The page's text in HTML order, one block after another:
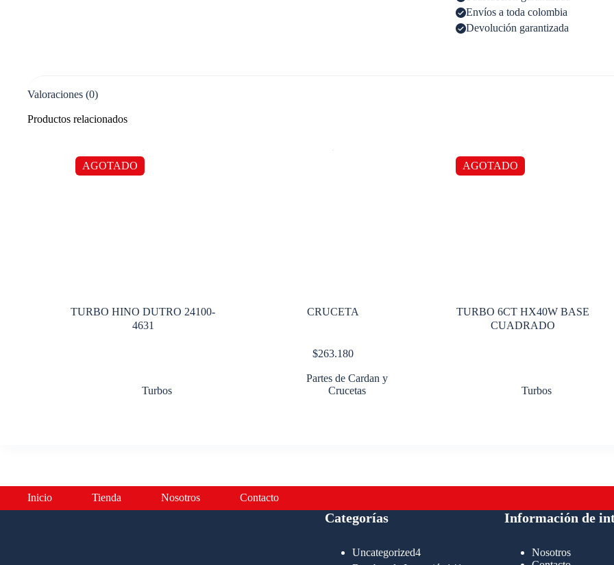
Envíos a toda colombia
Devolución garantizada
Valoraciones (0)
Productos relacionados
AGOTADO
TURBO HINO DUTRO 24100-
4631
Turbos
CRUCETA
$263.180
Partes de Cardan y
Crucetas
AGOTADO
TURBO 6CT HX40W BASE
CUADRADO
Turbos
Inicio Tienda Nosotros Contacto
Categorías
Uncategorized44
Información de
Nosotros